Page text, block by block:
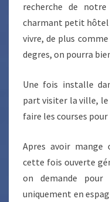
recherche de
charmant petit hôtel
vivre, de plus
degres, on pourra
Une fois installe
part visiter la ville,
faire les courses
Apres avoir mange
cette fois ouverte
on demande pour
uniquement en